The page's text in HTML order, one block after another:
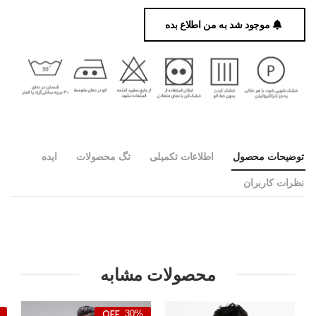
موجود شد به من اطلاع بده
توضیحات محصول اطلاعات تکمیلی تگ محصولات ایده
نظرات کاربران
محصولات مشابه
30%